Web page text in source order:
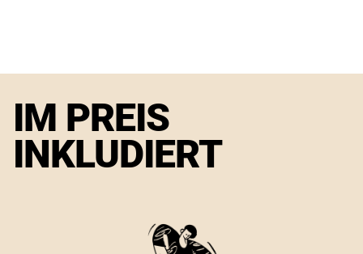
IM PREIS
INKLUDIERT